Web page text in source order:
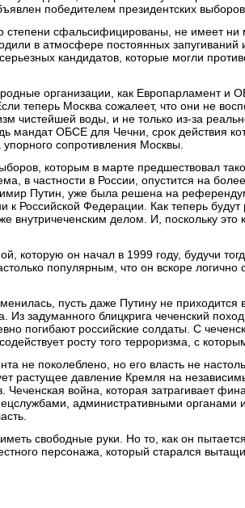
победителем президентских выборов.
степени сфальсифицированы, не имеет
в атмосфере постоянных запугиваний
кандидатов, которые могли
организации, как Европарламент и
теперь Москва сожалеет, что они не
чистейшей воды, и не только из-за
мандат ОБСЕ для Чечни, срок действия
сопротивления Москвы.
которым в марте предшествовал
в частности в России, опустится на
Путин, уже была решена на
к Российской Федерации. Как теперь будут
внутричеченским делом. И, поскольку это
которую он начал в 1999 году, будучи
популярным, что он вскоре логично
пусть даже Путину не приходится
Из задуманного блицкрига чеченский
погибают российские солдаты. С
росту того терроризма, с
не поколеблено, но его власть не
растущее давление Кремля на
Чеченская война, которая затрагивает
административными органами
свободные руки. Но то, как он
персонажа, который старался